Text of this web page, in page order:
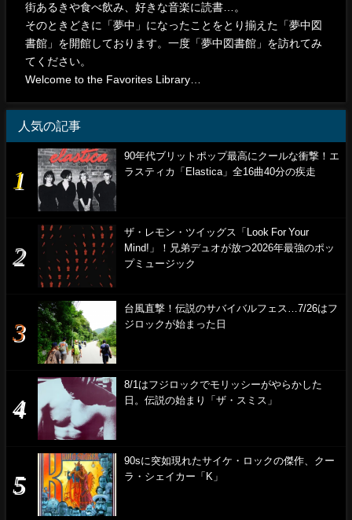
街あるきや食べ飲み、好きな音楽に読書…。
そのときどきに「夢中」になったことをとり揃えた「夢中図
書館」を開館しております。一度「夢中図書館」を訪れてみ
てください。
Welcome to the Favorites Library…
人気の記事
90年代ブリットポップ最高にクールな衝撃！エ
ラスティカ「Elastica」全16曲40分の疾走
ザ・レモン・ツイッグス「Look For Your
Mind!」！兄弟デュオが放つ2026年最強のポッ
プミュージック
台風直撃！伝説のサバイバルフェス…7/26はフ
ジロックが始まった日
8/1はフジロックでモリッシーがやらかした
日。伝説の始まり「ザ・スミス」
90sに突如現れたサイケ・ロックの傑作、クー
ラ・シェイカー「K」